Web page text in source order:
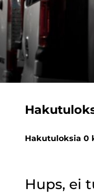
Hakutuloksia 0
Hups, ei